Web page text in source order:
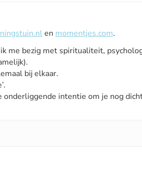
en momentjes.com.
me bezig met spiritualiteit,
bij elkaar.
onderliggende intentie om je nog